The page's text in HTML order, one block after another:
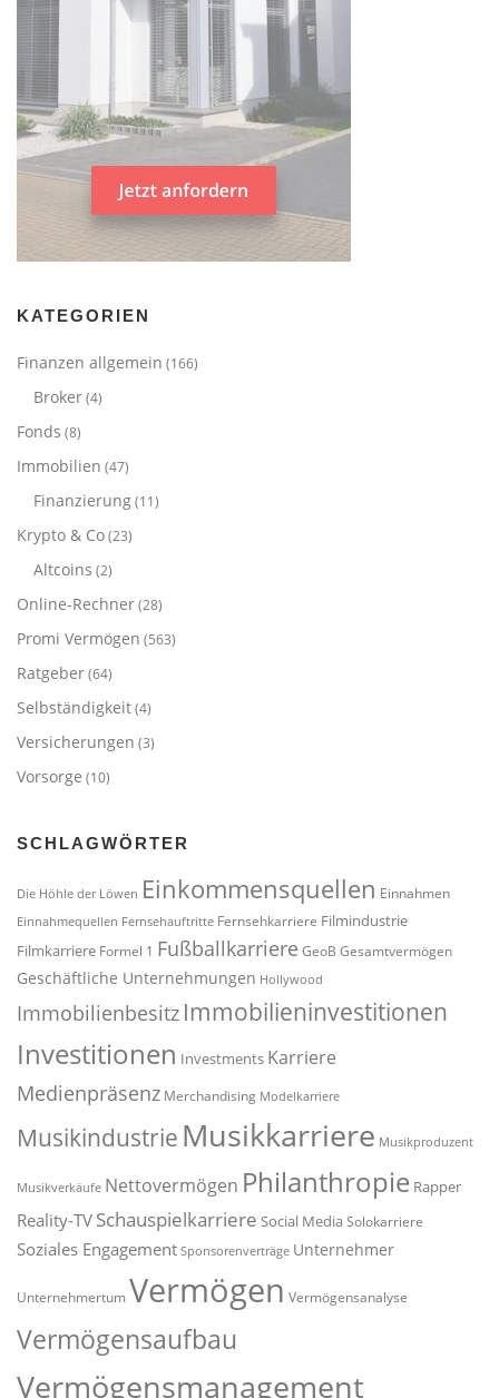
KATEGORIEN
Finanzen allgemein (166)
Broker(4)
Fonds (8)
Immobilien (47)
Finanzierung(11)
Krypto & Co(23)
Altcoins (2)
Online-Rechner(28)
Promi Vermögen (563)
Ratgeber(64)
Selbständigkeit(4)
Versicherungen (3)
Vorsorge (10)
SCHLAGWÖRTER
Die Höhle der Löwen Einkommensquellen Einnahmen
Einnahmequellen Fernsehauftritte Fernsehkarriere Filmindustrie
Filmkarriere Formel 1 Fußballkarriere GeoB Gesamtvermögen
Geschäftliche Unternehmungen Hollywood
Immobilienbesitz Immobilieninvestitionen
Investitionen Investments Karriere
Medienpräsenz Merchandising Modelkarriere
Musikindustrie Musikkarriere Musikproduzent
Musikverkäufe Nettovermögen Philanthropie Rapper
Reality-TV Schauspielkarriere Social MediaSolokarriere
Soziales Engagement Sponsorenverträge Unternehmer
UnternehmertumVermögen Vermögensanalyse
Vermögensaufbau
Vermögensmanagement